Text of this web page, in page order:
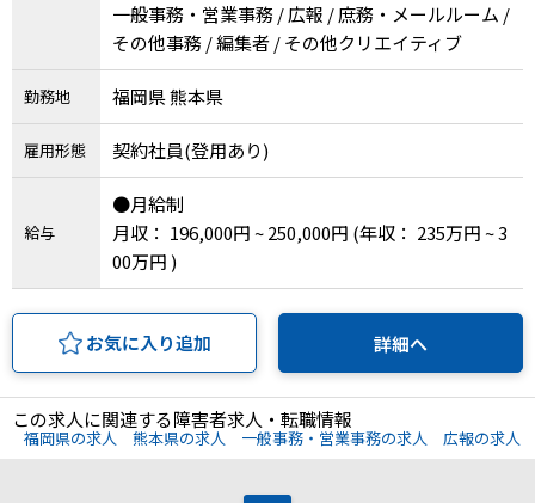
一般事務・営業事務 / 広報 / 庶務・メールルーム /
その他事務 / 編集者 / その他クリエイティブ
勤務地 福岡県 熊本県
雇用形態 契約社員(登用あり)
給与
●月給制
月収： 196,000円 ~ 250,000円 (年収： 235万円 ~ 3
00万円 )
お気に入り追加 詳細へ
この求人に関連する障害者求人・転職情報
福岡県の求人 熊本県の求人 一般事務・営業事務の求人 広報の求人